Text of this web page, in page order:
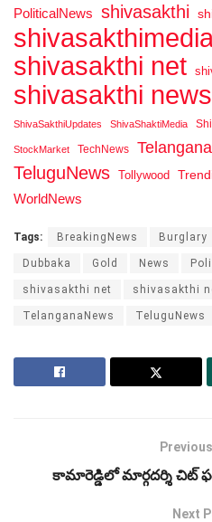
PoliticalNews shivasakthi
shivasakthi net
shivasakthi news
ShivaSakthiUpdates ShivaShaktiMedia
StockMarket TechNews Telangana
TeluguNews Tollywood
WorldNews
Tags: BreakingNews Burglary
Dubbaka Gold News
shivasakthi net shivasakthi
TelanganaNews TeluguNews
కామారెడ్డిలో మార్గదర్శి చిట్
Next